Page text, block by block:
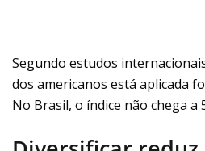
Segundo estudos
dos americanos está aplicada
No Brasil, o índice não chega a